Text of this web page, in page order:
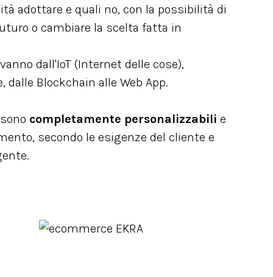
adottare e quali no, con la possibilità di
o cambiare la scelta fatta in
dall'IoT (Internet delle cose),
Blockchain alle Web App.
completamente personalizzabili e
secondo le esigenze del cliente e